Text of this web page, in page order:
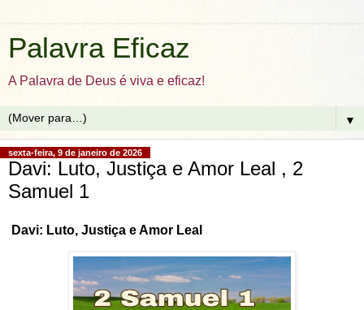
Palavra Eficaz
A Palavra de Deus é viva e eficaz!
▼
sexta-feira, 9 de janeiro de 2026
Davi: Luto, Justiça e Amor Leal , 2
Samuel 1
Davi: Luto, Justiça e Amor Leal